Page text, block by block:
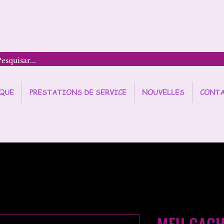
PRESTATIONS DE SERVICE NOUVELLES